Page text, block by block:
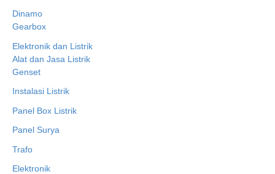
Dinamo
Gearbox
Elektronik dan Listrik
Alat dan Jasa Listrik
Genset
Instalasi Listrik
Panel Box Listrik
Panel Surya
Trafo
Elektronik